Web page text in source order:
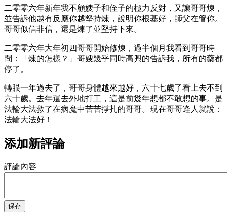
二零零六年新年我不顧嫂子和侄子的極力反對，又讓哥哥煉，
並告訴他越有反應你越堅持煉，說明你根基好，師父在管你。
哥哥似信非信，還是煉了並堅持下來。
二零零六年大年初四哥哥開始修煉，過半個月我看到哥哥時
問：「煉的怎樣？」哥嫂幾乎同時高興的告訴我，所有的藥都
停了。
轉眼一年過去了，哥哥身體越來越好，六十七歲了看上去不到
六十歲。去年還去外地打工，這是前幾年想都不敢想的事。是
法輪大法救了在病魔中苦苦掙扎的哥哥。現在哥哥逢人就說：
法輪大法好！
添加新評論
評論內容
保存